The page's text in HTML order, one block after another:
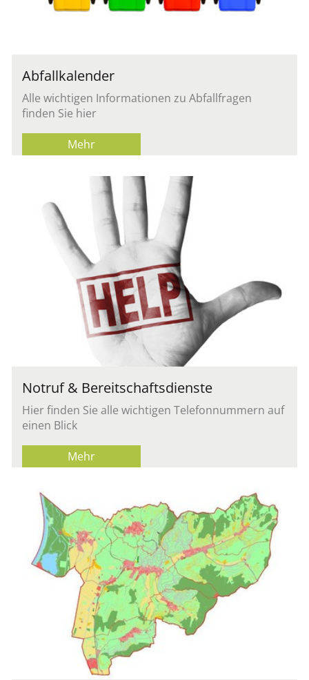
Abfallkalender
Alle wichtigen Informationen zu Abfallfragen
finden Sie hier
Mehr
Notruf & Bereitschaftsdienste
Hier finden Sie alle wichtigen Telefonnummern auf
einen Blick
Mehr